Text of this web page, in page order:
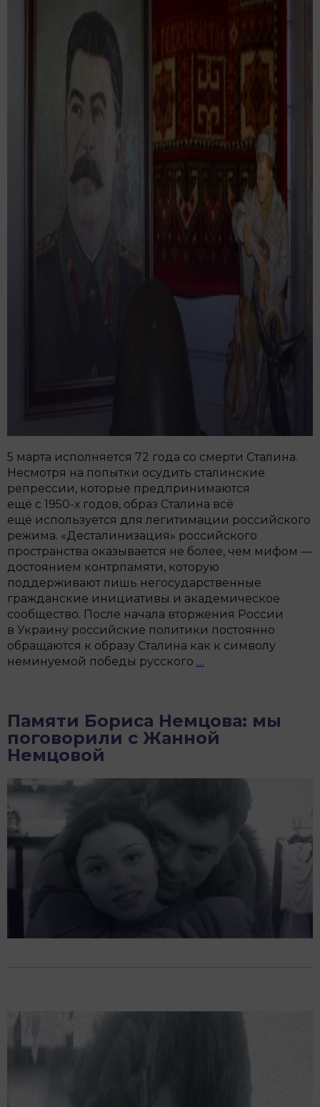
5 марта исполняется 72 года со смерти Сталина.
Несмотря на попытки осудить сталинские
репрессии, которые предпринимаются
ещё с 1950-х годов, образ Сталина всё
ещё используется для легитимации российского
режима. «Десталинизация» российского
пространства оказывается не более, чем мифом —
достоянием контрпамяти, которую
поддерживают лишь негосударственные
гражданские инициативы и академическое
сообщество. После начала вторжения России
в Украину российские политики постоянно
обращаются к образу Сталина как к символу
неминуемой победы русского …
бездной
две
Как
реабилитировать
Памяти Бориса Немцова: мы
поговорили с Жанной
Немцовой